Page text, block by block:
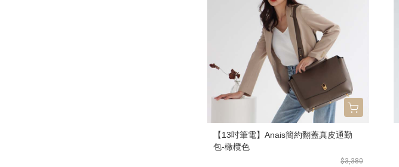
【13吋筆電】Anais簡約翻蓋真皮通勤
包-橄欖色
$3,380